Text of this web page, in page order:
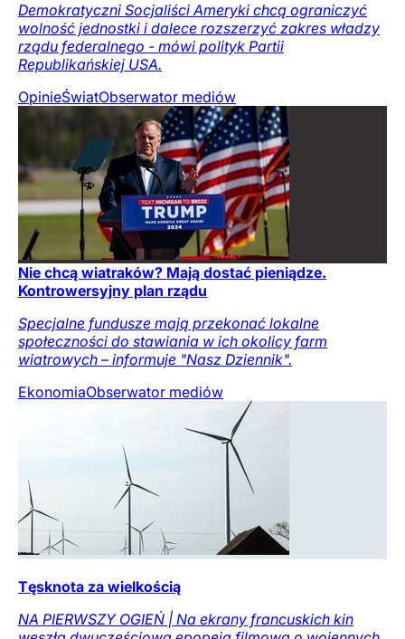
Demokratyczni Socjaliści Ameryki chcą ograniczyć
wolność jednostki i dalece rozszerzyć zakres władzy
rządu federalnego - mówi polityk Partii
Republikańskiej USA.
OpinieŚwiatObserwator mediów
Nie chcą wiatraków? Mają dostać pieniądze.
Kontrowersyjny plan rządu
Specjalne fundusze mają przekonać lokalne
społeczności do stawiania w ich okolicy farm
wiatrowych – informuje "Nasz Dziennik".
EkonomiaObserwator mediów
Tęsknota za wielkością
NA PIERWSZY OGIEŃ | Na ekrany francuskich kin